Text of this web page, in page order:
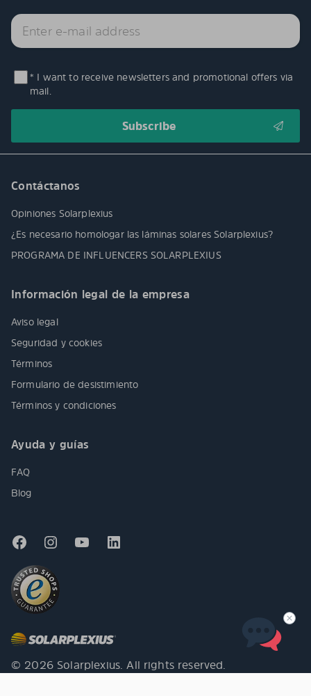
* I want to receive newsletters and promotional offers via
mail.
Contáctanos
Opiniones Solarplexius
¿Es necesario homologar las láminas solares Solarplexius?
PROGRAMA DE INFLUENCERS SOLARPLEXIUS
Información legal de la empresa
Aviso legal
Seguridad y cookies
Términos
Formulario de desistimiento
Términos y condiciones
Ayuda y guías
FAQ
Blog
© 2026 Solarplexius. All rights reserved.